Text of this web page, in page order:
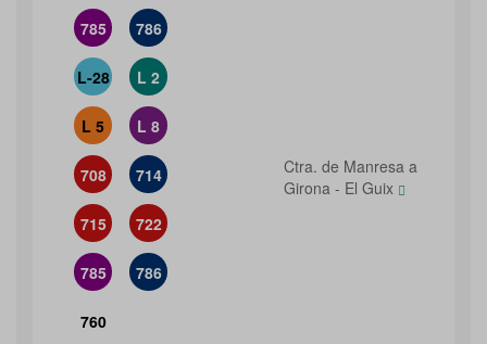
785 786
L-28 L 2
L 5 L 8
708 714
715 722
785 786
760
Ctra. de Manresa a
Girona - El Guix